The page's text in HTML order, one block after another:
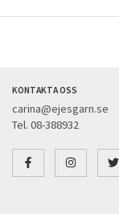
KONTAKTA OSS
carina@ejesgarn.se
Tel. 08-388932